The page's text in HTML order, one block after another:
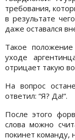
требования,
в результате
даже оставался
Такое
уходе
отрицает такую
На вопрос
ответил: “Я? Да!“.
После этого
слова можно
покинет команду,